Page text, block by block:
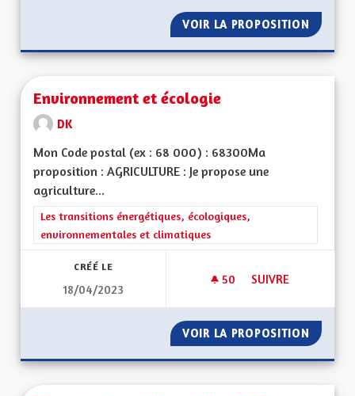
VOIR LA PROPOSITION
Environnement et écologie
DK
Mon Code postal (ex : 68 000) : 68300Ma
proposition : AGRICULTURE : Je propose une
agriculture...
Filtrer les résultats de la catégorie : Les transitions
Les transitions énergétiques, écologiques,
environnementales et climatiques
CRÉÉ LE
18/04/2023
50 50 ABONNÉS
SUIVRE
VOIR LA PROPOSITION